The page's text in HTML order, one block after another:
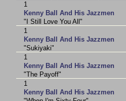
1
Kenny Ball And His Jazzmen
"I Still Love You All"
1
Kenny Ball And His Jazzmen
"Sukiyaki"
1
Kenny Ball And His Jazzmen
"The Payoff"
1
Kenny Ball And His Jazzmen